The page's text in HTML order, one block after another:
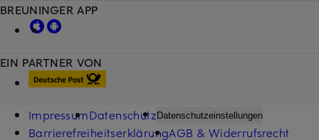
EIN PARTNER VON
BREUNINGER APP
ImpressumDatenschutzDatenschutzeinstellungen
BarrierefreiheitserklärungAGB & Widerrufsrecht